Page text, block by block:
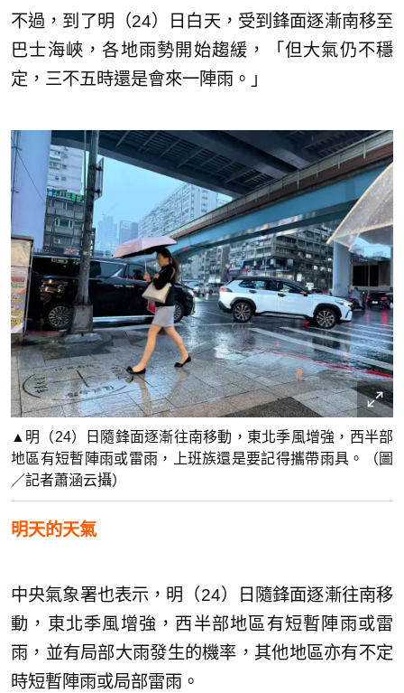
不過，到了明（24）日白天，受到鋒面逐漸南移至
巴士海峽，各地雨勢開始趨緩，「但大氣仍不穩
定，三不五時還是會來一陣雨。」
▲明（24）日隨鋒面逐漸往南移動，東北季風增強，西半部
地區有短暫陣雨或雷雨，上班族還是要記得攜帶雨具。（圖
／記者蕭涵云攝）
明天的天氣
中央氣象署也表示，明（24）日隨鋒面逐漸往南移
動，東北季風增強，西半部地區有短暫陣雨或雷
雨，並有局部大雨發生的機率，其他地區亦有不定
時短暫陣雨或局部雷雨。